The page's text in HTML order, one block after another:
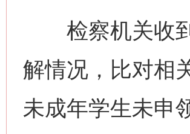
检察机关收到
解情况，比对相
未成年学生未申